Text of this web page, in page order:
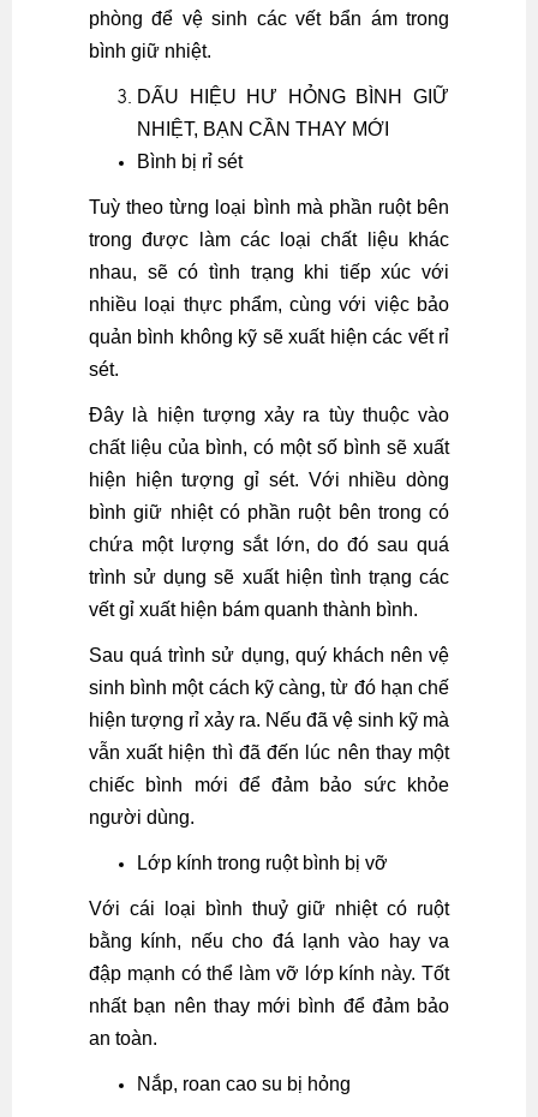
phòng để vệ sinh các vết bẩn ám trong
bình giữ nhiệt.
DẤU HIỆU HƯ HỎNG BÌNH GIỮ
NHIỆT, BẠN CẦN THAY MỚI
Bình bị rỉ sét
Tuỳ theo từng loại bình mà phần ruột bên
trong được làm các loại chất liệu khác
nhau, sẽ có tình trạng khi tiếp xúc với
nhiều loại thực phẩm, cùng với việc bảo
quản bình không kỹ sẽ xuất hiện các vết rỉ
sét.
Đây là hiện tượng xảy ra tùy thuộc vào
chất liệu của bình, có một số bình sẽ xuất
hiện hiện tượng gỉ sét. Với nhiều dòng
bình giữ nhiệt có phần ruột bên trong có
chứa một lượng sắt lớn, do đó sau quá
trình sử dụng sẽ xuất hiện tình trạng các
vết gỉ xuất hiện bám quanh thành bình.
Sau quá trình sử dụng, quý khách nên vệ
sinh bình một cách kỹ càng, từ đó hạn chế
hiện tượng rỉ xảy ra. Nếu đã vệ sinh kỹ mà
vẫn xuất hiện thì đã đến lúc nên thay một
chiếc bình mới để đảm bảo sức khỏe
người dùng.
Lớp kính trong ruột bình bị vỡ
Với cái loại bình thuỷ giữ nhiệt có ruột
bằng kính, nếu cho đá lạnh vào hay va
đập mạnh có thể làm vỡ lớp kính này. Tốt
nhất bạn nên thay mới bình để đảm bảo
an toàn.
Nắp, roan cao su bị hỏng